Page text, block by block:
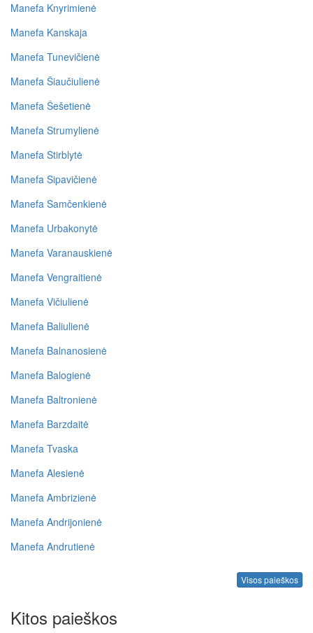
Manefa Knyrimienė
Manefa Kanskaja
Manefa Tunevičienė
Manefa Šiaučiulienė
Manefa Šešetienė
Manefa Strumylienė
Manefa Stirblytė
Manefa Sipavičienė
Manefa Samčenkienė
Manefa Urbakonytė
Manefa Varanauskienė
Manefa Vengraitienė
Manefa Vičiulienė
Manefa Baliulienė
Manefa Balnanosienė
Manefa Balogienė
Manefa Baltronienė
Manefa Barzdaitė
Manefa Tvaska
Manefa Alesienė
Manefa Ambrizienė
Manefa Andrijonienė
Manefa Andrutienė
Visos paieškos
Kitos paieškos